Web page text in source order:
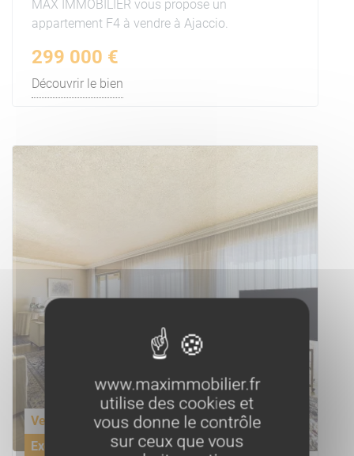
MAX IMMOBILIER vous propose un
appartement F4 à vendre à Ajaccio.
299 000 €
Découvrir le bien
Vente
Exclusivité
www.maximmobilier.fr
utilise des cookies et
vous donne le contrôle
sur ceux que vous